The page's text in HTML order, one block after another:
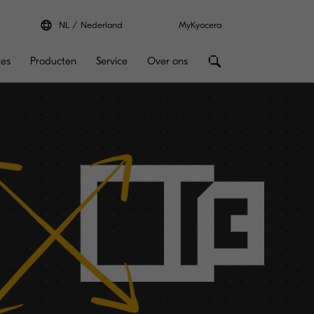
NL Nederland MyKyocera
Producten Service Over ons